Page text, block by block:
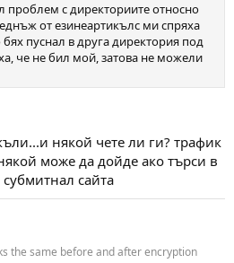
проблем с директориите относно
от езинеартикълс ми спряха
пуснал в друга директория под
че не бил мой, затова не можели
някой чете ли ги? трафик
може да дойде ако търси в
сайта
the same before and after encryption